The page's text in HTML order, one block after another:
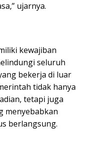
ujarnya.
kewajiban
seluruh
bekerja di luar
tidak hanya
tetapi juga
menyebabkan
berlangsung.